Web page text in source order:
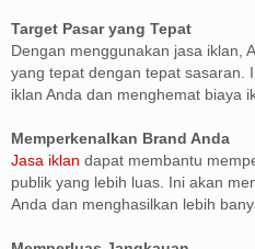
Target Pasar yang Tepat
Dengan menggunakan jasa iklan,
yang tepat dengan tepat sasaran.
iklan Anda dan menghemat biaya
Memperkenalkan Brand Anda
Jasa iklan dapat membantu
publik yang lebih luas. Ini akan
Anda dan menghasilkan lebih